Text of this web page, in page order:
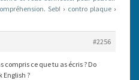
Seb! › contro plaque ›
#2256
compris ce que tu as écris ? Do
English ?